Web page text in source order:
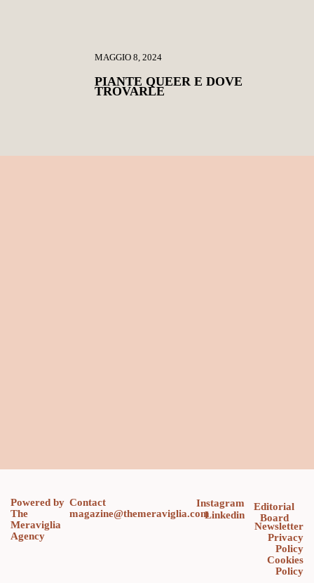
MAGGIO 8, 2024
PIANTE QUEER E DOVE
TROVARLE
Powered by
The
Meraviglia
Agency
Contact
magazine@themeraviglia.com
Instagram
Linkedin
Editorial
Board
Newsletter
Privacy
Policy
Cookies
Policy